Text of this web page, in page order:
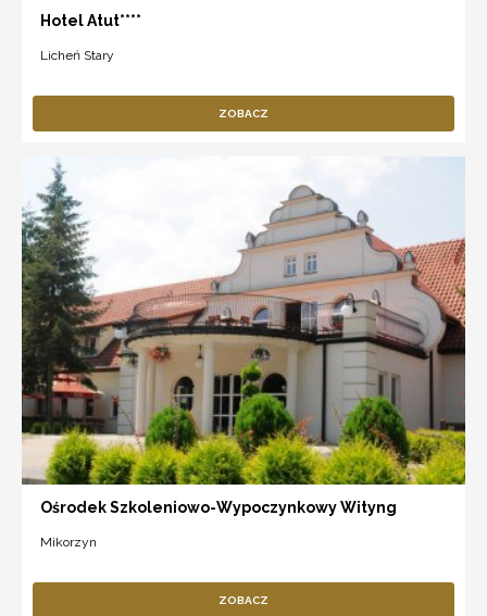
Hotel Atut****
Licheń Stary
ZOBACZ
Ośrodek Szkoleniowo-Wypoczynkowy Wityng
Mikorzyn
ZOBACZ